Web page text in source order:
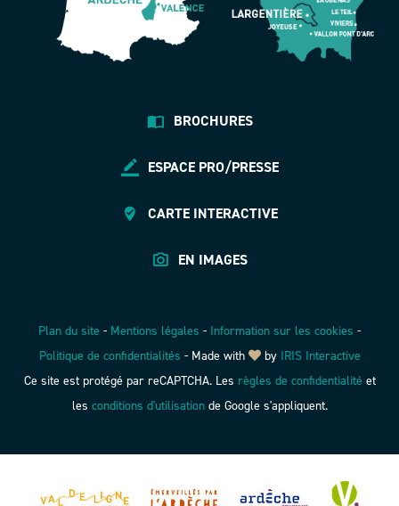
BROCHURES
ESPACE PRO/PRESSE
CARTE INTERACTIVE
EN IMAGES
Plan du site - Mentions légales - Information sur les cookies -
Politique de confidentialités -Made with by IRIS Interactive
Ce site est protégé par reCAPTCHA. Les règles de confidentialité et
les conditions d'utilisationde Google s'appliquent.